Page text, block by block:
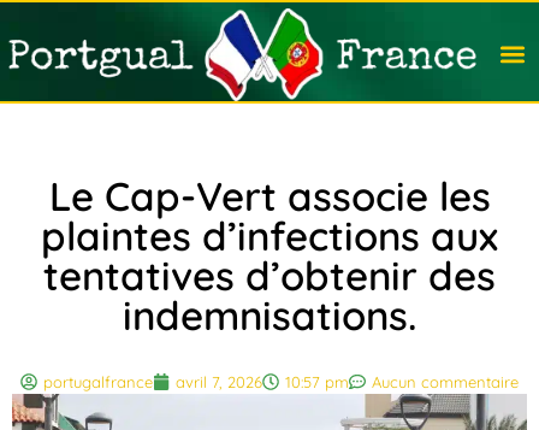
Le Cap-Vert associe les
plaintes d’infections aux
tentatives d’obtenir des
indemnisations.
portugalfrance avril 7, 2026 10:57 pm Aucun commentaire